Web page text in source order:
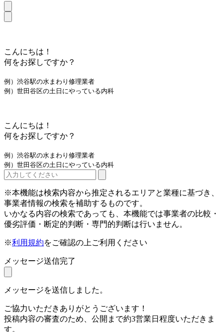
こんにちは！
何をお探しですか？
例）渋谷駅の水まわり修理業者
例）世田谷区の土日にやっている内科
こんにちは！
何をお探しですか？
例）渋谷駅の水まわり修理業者
例）世田谷区の土日にやっている内科
※本機能は検索内容から推定されるエリアと業種に基づき、
事業者情報の検索を補助するものです。
いかなる内容の検索であっても、本機能では事業者の比較・
優劣評価・断定的判断・専門的判断は行いません。
※利用規約をご確認の上ご利用ください
メッセージ送信完了
メッセージを送信しました。
ご協力いただきありがとうございます！
投稿内容の審査のため、公開まで約3営業日程度いただきま
す。